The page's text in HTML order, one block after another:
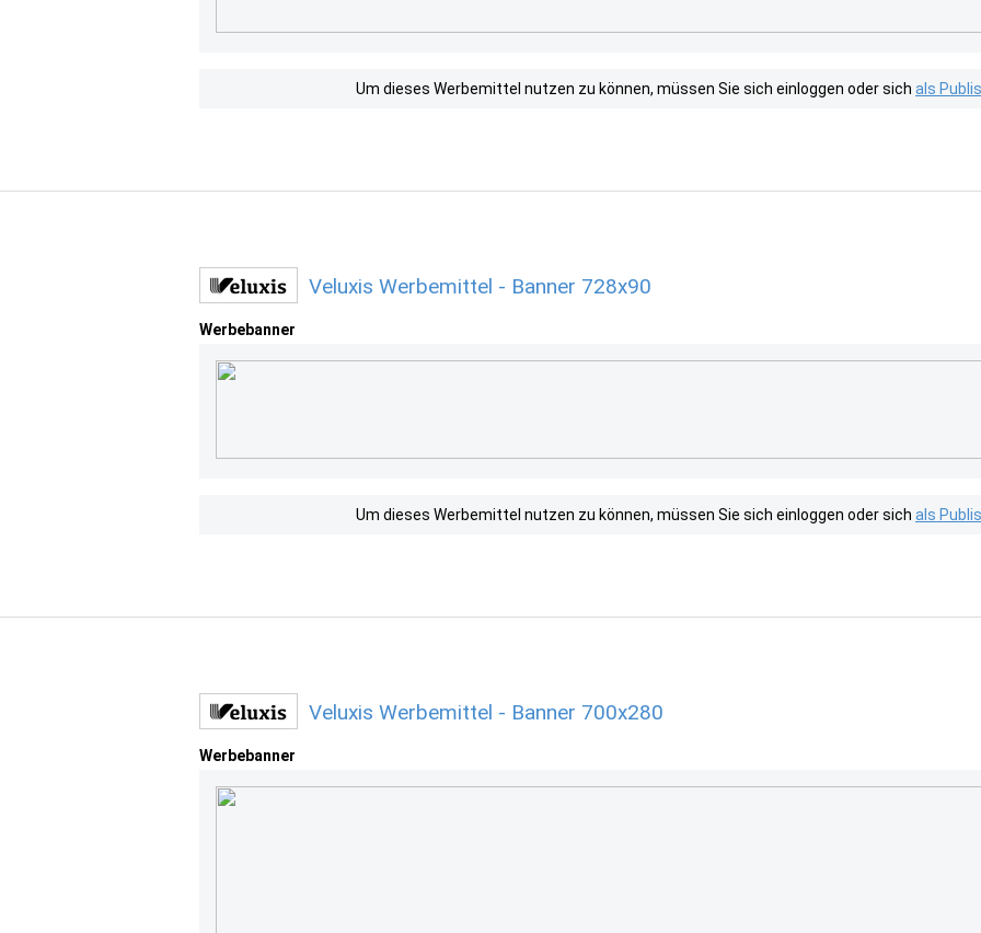
Um dieses Werbemittel nutzen zu können, müssen Sie sich einloggen oder sich als
Veluxis Werbemittel - Banner 728x90
Werbebanner
Um dieses Werbemittel nutzen zu können, müssen Sie sich einloggen oder sich als
Veluxis Werbemittel - Banner 700x280
Werbebanner